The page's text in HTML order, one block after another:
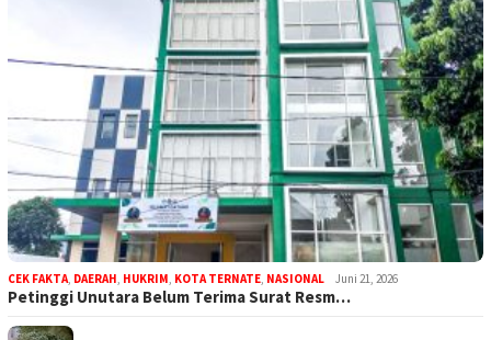
CEK FAKTA, DAERAH, HUKRIM, KOTA TERNATE, NASIONAL Juni 21, 2026
Petinggi Unutara Belum Terima Surat Resm…